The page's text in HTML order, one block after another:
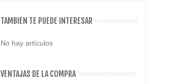
TAMBIEN TE PUEDE INTERESAR
No hay artículos
VENTAJAS DE LA COMPRA